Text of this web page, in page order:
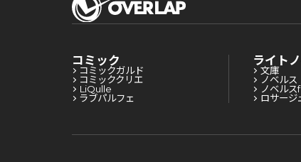
コミック
コミックガルド
コミッククリエ
LiQulle
ラブパルフェ
ライト
文庫
ノベルス
ノベルスf
ロサージ